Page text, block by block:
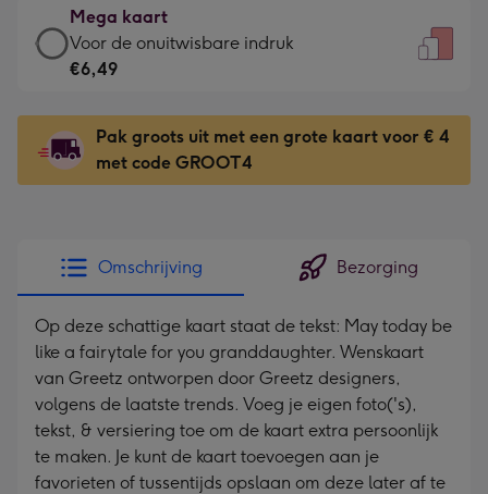
kleine
gelukwens
-
120
x
160
mm
€4,79
-
Meest
gekozen
Dimensions:
167
x
Mega kaart
Mega
kaart
€6,49
-
Voor
-
Dimensions:
241
x
333
mm
Voor de onuitwisbare indruk
€6,49
Pak groots uit met een grote kaart voor € 4
met code GROOT4
Omschrijving Bezorging
Op deze schattige kaart staat de tekst: May today be
like a fairytale for you granddaughter. Wenskaart
van Greetz ontworpen door Greetz designers,
volgens de laatste trends. Voeg je eigen foto('s),
tekst, & versiering toe om de kaart extra persoonlijk
te maken. Je kunt de kaart toevoegen aan je
favorieten of tussentijds opslaan om deze later af te